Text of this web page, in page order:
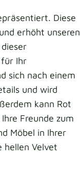
Diese
erhöht unseren
Ihr
sich nach einem
und wird
kann Rot
Freunde zum
Möbel in Ihrer
hellen Velvet